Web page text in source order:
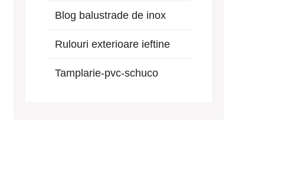
Blog balustrade de inox
Rulouri exterioare ieftine
Tamplarie-pvc-schuco